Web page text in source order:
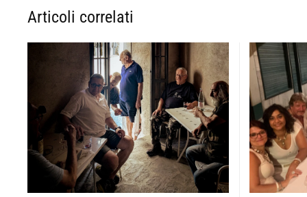
Articoli correlati